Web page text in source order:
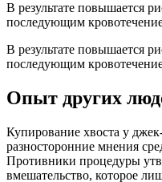
В результате повышается
последующим
В результате повышается
последующим
Опыт других
Купирование хвоста у
разносторонние мнения
Противники процедуры
вмешательство, которое